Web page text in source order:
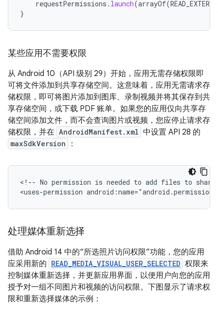
requestPermissions . launch(arrayOf(
}
某些应用不需要权限
从 Android 10（API 级别 29）开始，应用无需存储权限即
可将文件添加到共享存储空间。这意味着，应用无需请求存
储权限，即可将图片添加到图库、录制视频并将其保存到共
享存储空间，或下载 PDF 账单。如果您的应用仅向共享存
储空间添加文件，而不会查询图片或视频，您应停止请求存
储权限，并在 AndroidManifest.xml 中设置 API 28 的
maxSdkVersion ：
<!-- No permission is needed to add files to
<uses-permission
处理媒体重新选择
借助 Android 14 中的“所选照片访问权限”功能，您的应用
应采用新的 READ_MEDIA_VISUAL_USER_SELECTED 权限来
控制媒体重新选择，并更新应用界面，以便用户向您的应用
授予对一组不同图片和视频的访问权限。下图显示了请求权
限和重新选择媒体的示例：